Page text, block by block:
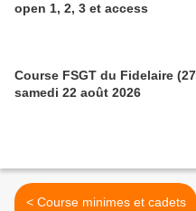
open 1, 2, 3 et access
Course FSGT du Fidelaire
samedi 22 août 2026
< Course minimes et cadets